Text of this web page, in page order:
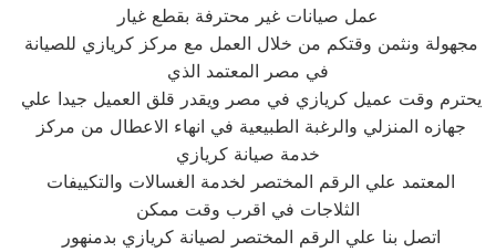
عمل صيانات غير محترفة بقطع غيار
في مصر المعتمد الذي
يحترم وقت عميل كريازي في مصر ويقدر قلق العميل جيدا علي
خدمة صيانة كريازي
الثلاجات في اقرب وقت ممكن
اتصل بنا علي الرقم المختصر لصيانة كريازي بدمنهور